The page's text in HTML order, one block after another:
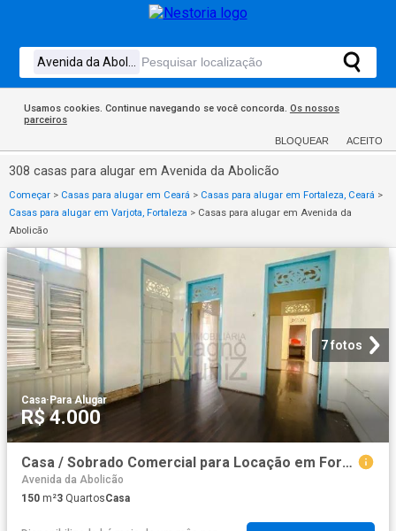
Usamos cookies. Continue navegando se você concorda. Os nossos
parceiros
BLOQUEAR ACEITO
308 casas para alugar em Avenida da Abolicão
Começar > Casas para alugar em Ceará > Casas para alugar em Fortaleza, Ceará >
Casas para alugar em Varjota, Fortaleza > Casas para alugar em Avenida da
Abolicão
7 fotos
Casa· Para Alugar
R$ 4.000
Casa / Sobrado Comercial para Locação em Fortaleza/CE Centro 3 Quartos
Avenida da Abolicão
150 m²3 QuartosCasa